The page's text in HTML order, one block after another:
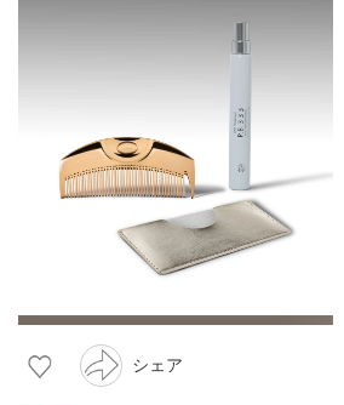
シェア